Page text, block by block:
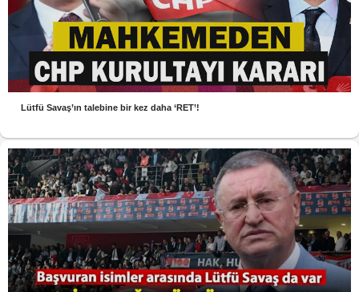
Lütfü Savaş’ın talebine bir kez daha ‘RET’!